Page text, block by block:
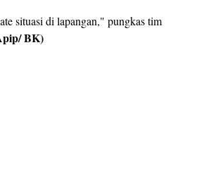
situasi di lapangan," pungkas tim
BK)